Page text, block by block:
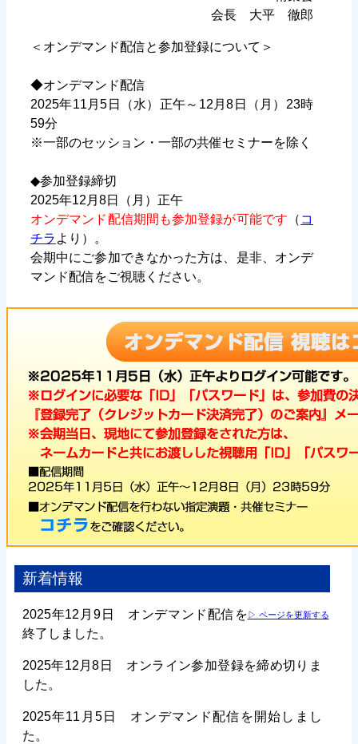
会長 大平 徹郎
＜オンデマンド配信と参加登録について＞
◆オンデマンド配信
2025年11月5日（水）正午～12月8日（月）23時
59分
※一部のセッション・一部の共催セミナーを除く
◆参加登録締切
2025年12月8日（月）正午
オンデマンド配信期間も参加登録が可能です （ コ
チラ より）。
会期中にご参加できなかった方は、是非、オンデ
マンド配信をご視聴ください。
新着情報
▷ ページを更新する
2025年12月9日 オンデマンド配信を
終了しました。
2025年12月8日 オンライン参加登録を締め切りま
した。
2025年11月5日 オンデマンド配信を開始しまし
た。